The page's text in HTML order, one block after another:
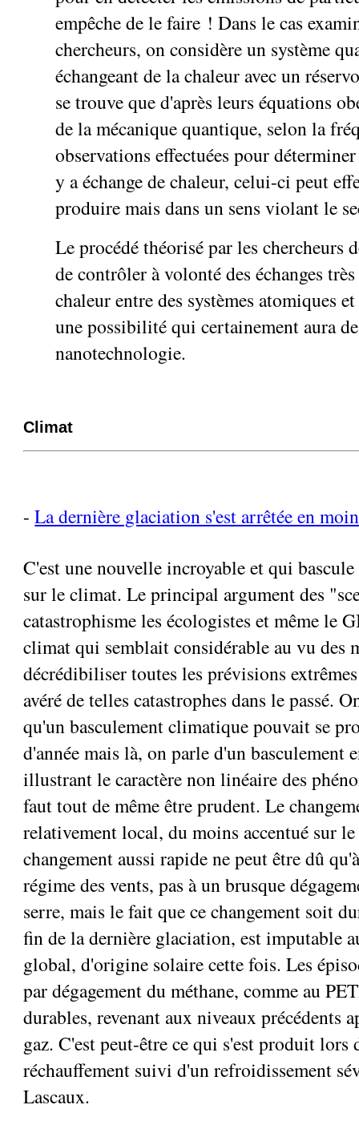
empêche de le faire ! Dans le cas
chercheurs, on considère un système
échangeant de la chaleur avec un
se trouve que d'après leurs équations
de la mécanique quantique, selon la
observations effectuées pour
y a échange de chaleur, celui-ci peut
produire mais dans un sens violant le
Le procédé théorisé par les chercheurs
de contrôler à volonté des échanges
chaleur entre des systèmes atomiques
une possibilité qui certainement aura
nanotechnologie.
Climat
-La dernière glaciation s'est arrêtée en
C'est une nouvelle incroyable et qui
sur le climat. Le principal argument des
catastrophisme les écologistes et même le
climat qui semblait considérable au vu des
décrédibiliser toutes les prévisions
avéré de telles catastrophes dans le passé.
qu'un basculement climatique pouvait se
d'année mais là, on parle d'un basculement
illustrant le caractère non linéaire des
faut tout de même être prudent. Le
relativement local, du moins accentué sur
changement aussi rapide ne peut être dû
régime des vents, pas à un brusque
serre, mais le fait que ce changement soit
fin de la dernière glaciation, est imputable
global, d'origine solaire cette fois. Les
par dégagement du méthane, comme au
durables, revenant aux niveaux précédents
gaz. C'est peut-être ce qui s'est produit lors
réchauffement suivi d'un refroidissement
Lascaux.